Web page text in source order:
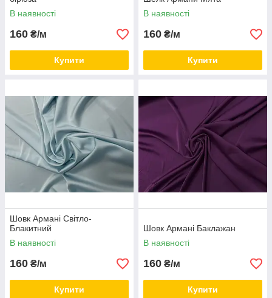
В наявності
160 ₴/м
Купити
В наявності
160 ₴/м
Купити
Шовк Армані Світло-
Блакитний
В наявності
160 ₴/м
Купити
Шовк Армані Баклажан
В наявності
160 ₴/м
Купити